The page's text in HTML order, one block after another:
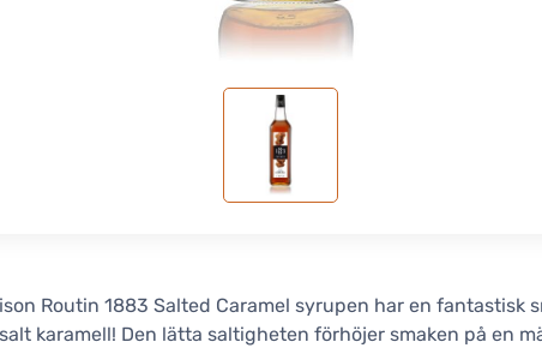
Routin 1883 Salted Caramel syrupen har en fantastisk
karamell! Den lätta saltigheten förhöjer smaken på en